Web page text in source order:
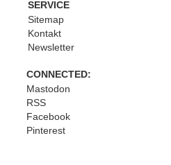
SERVICE
Sitemap
Kontakt
Newsletter
CONNECTED:
Mastodon
RSS
Facebook
Pinterest